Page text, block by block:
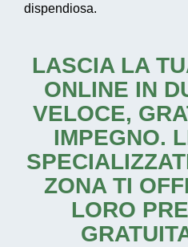
dispendiosa.
LASCIA LA
ONLINE IN
VELOCE,
IMPEGNO.
ZONA TI
LORO